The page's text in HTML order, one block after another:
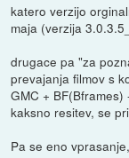
katero verzijo
maja (verzija
drugace pa "za
prevajanja filmov s
GMC +
kaksno resitev, se
Pa se eno